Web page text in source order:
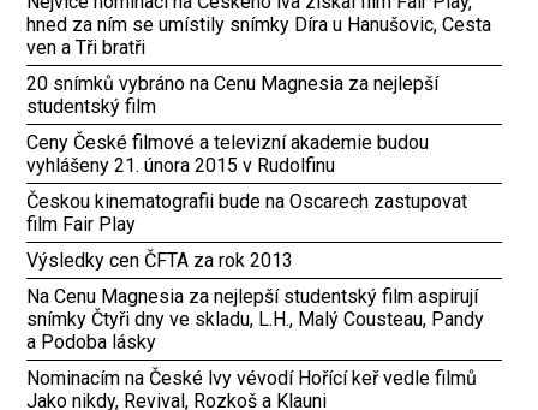
hned za ním se umístily snímky Díra u Hanušovic, Cesta
ven a Tři bratři
20 snímků vybráno na Cenu Magnesia za nejlepší
studentský film
Ceny České filmové a televizní akademie budou
vyhlášeny 21. února 2015 v Rudolfinu
Českou kinematografii bude na Oscarech zastupovat
film Fair Play
Výsledky cen ČFTA za rok 2013
Na Cenu Magnesia za nejlepší studentský film aspirují
snímky Čtyři dny ve skladu, L.H., Malý Cousteau, Pandy
a Podoba lásky
Nominacím na České lvy vévodí Hořící keř vedle filmů
Jako nikdy, Revival, Rozkoš a Klauni